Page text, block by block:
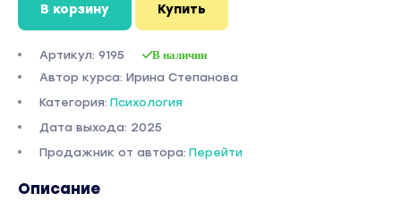
В корзину Купить
Артикул: 9195 В наличии
Автор курса: Ирина Степанова
Категория: Психология
Дата выхода: 2025
Продажник от автора: Перейти
Описание